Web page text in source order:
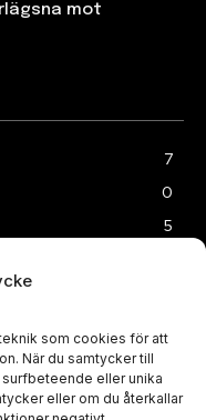
som cookies för att
När du samtycker till
eller unika
eller om du återkallar
mot
7
0
5